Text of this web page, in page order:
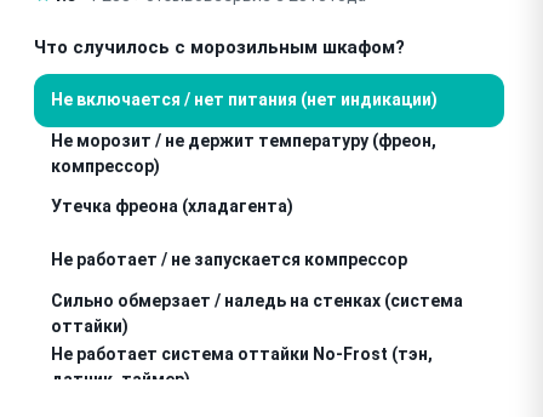
Что случилось с морозильным шкафом?
Не включается / нет питания (нет индикации)
Не морозит / не держит температуру (фреон,
компрессор)
Утечка фреона (хладагента)
Не работает / не запускается компрессор
Сильно обмерзает / наледь на стенках (система
оттайки)
Не работает система оттайки No-Frost (тэн,
датчик, таймер)